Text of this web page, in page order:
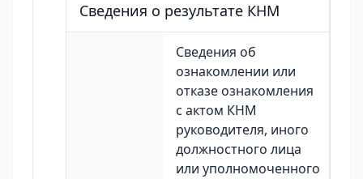
Сведения о результате КНМ
Сведения об
ознакомлении или
отказе ознакомления
с актом КНМ
руководителя, иного
должностного лица
или уполномоченного